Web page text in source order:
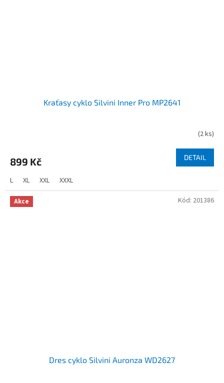
Kraťasy cyklo Silvini Inner Pro MP2641
(2 ks)
899 Kč DETAIL
L XL XXL XXXL
Akce
Dres cyklo Silvini Auronza WD2627
Kód: 201386